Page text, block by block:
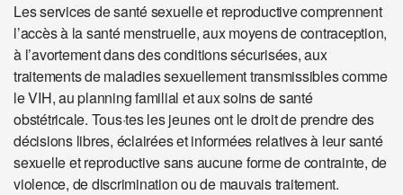
Les services de santé sexuelle et reproductive comprennent
l’accès à la santé menstruelle, aux moyens de contraception,
à l’avortement dans des conditions sécurisées, aux
traitements de maladies sexuellement transmissibles comme
le VIH, au planning familial et aux soins de santé
obstétricale. Tous·tes les jeunes ont le droit de prendre des
décisions libres, éclairées et informées relatives à leur santé
sexuelle et reproductive sans aucune forme de contrainte, de
violence, de discrimination ou de mauvais traitement.